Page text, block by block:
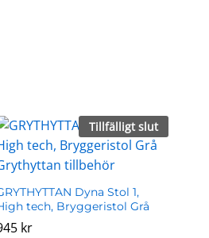
Tillfälligt slut
Dyna Stol 1,
tech, Bryggeristol Grå
kr
kr